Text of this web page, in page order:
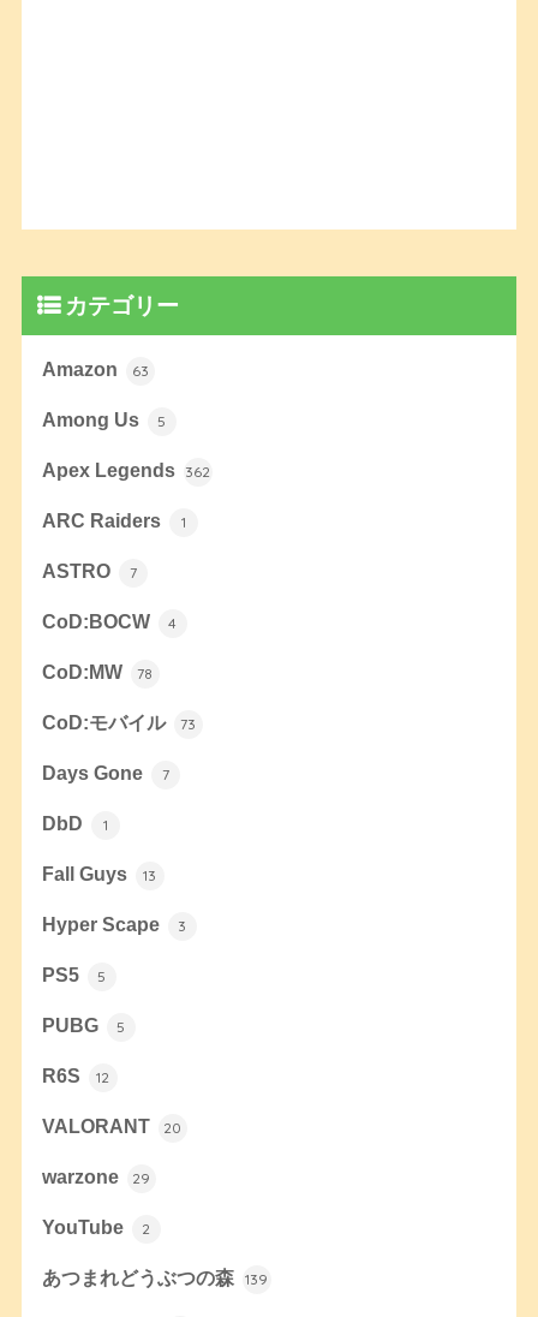
カテゴリー
Amazon 63
Among Us 5
Apex Legends 362
ARC Raiders 1
ASTRO 7
CoD:BOCW 4
CoD:MW 78
CoD:モバイル 73
Days Gone 7
DbD 1
Fall Guys 13
Hyper Scape 3
PS5 5
PUBG 5
R6S 12
VALORANT 20
warzone 29
YouTube 2
あつまれどうぶつの森 139